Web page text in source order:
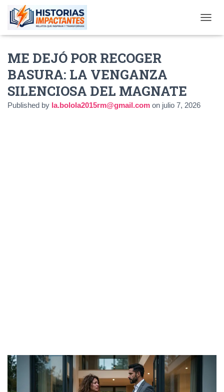
ME DEJÓ POR RECOGER
BASURA: LA VENGANZA
SILENCIOSA DEL MAGNATE
Published by la.bolola2015rm@gmail.com on julio 7, 2026